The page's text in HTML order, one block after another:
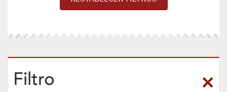
Filtro